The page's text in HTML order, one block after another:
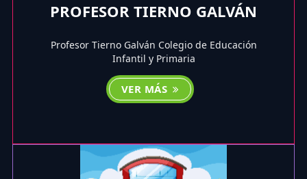
PROFESOR TIERNO GALVÁN
Profesor Tierno Galván Colegio de Educación
Infantil y Primaria
VER MÁS